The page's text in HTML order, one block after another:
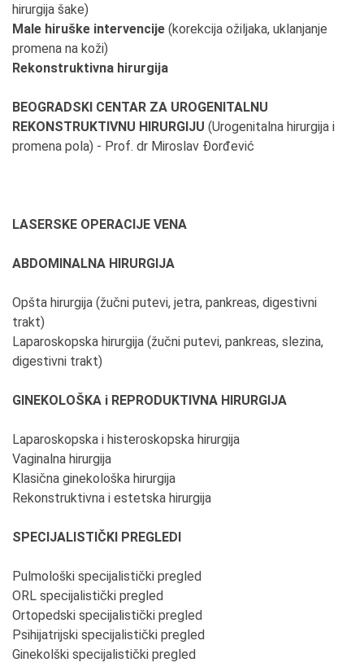
hirurgija šake)
Male hiruške intervencije (korekcija ožiljaka, uklanjanje
promena na koži)
Rekonstruktivna hirurgija
BEOGRADSKI CENTAR ZA UROGENITALNU
REKONSTRUKTIVNU HIRURGIJU (Urogenitalna hirurgija i
promena pola) - Prof. dr Miroslav Đorđević
LASERSKE OPERACIJE VENA
ABDOMINALNA HIRURGIJA
Opšta hirurgija (žučni putevi, jetra, pankreas, digestivni
trakt)
Laparoskopska hirurgija (žučni putevi, pankreas, slezina,
digestivni trakt)
GINEKOLOŠKA i REPRODUKTIVNA HIRURGIJA
Laparoskopska i histeroskopska hirurgija
Vaginalna hirurgija
Klasična ginekološka hirurgija
Rekonstruktivna i estetska hirurgija
SPECIJALISTIČKI PREGLEDI
Pulmološki specijalistički pregled
ORL specijalistički pregled
Ortopedski specijalistički pregled
Psihijatrijski specijalistički pregled
Ginekolški specijalistički pregled